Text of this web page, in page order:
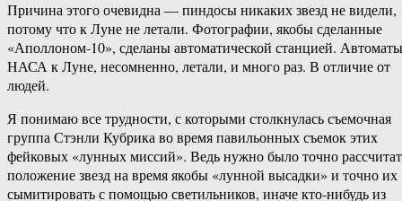
Причина этого очевидна — пиндосы никаких звезд не видели,
потому что к Луне не летали. Фотографии, якобы сделанные
«Аполлоном-10», сделаны автоматической станцией. Автоматы
НАСА к Луне, несомненно, летали, и много раз. В отличие от
людей.
Я понимаю все трудности, с которыми столкнулась съемочная
группа Стэнли Кубрика во время павильонных съемок этих
фейковых «лунных миссий». Ведь нужно было точно
положение звезд на время якобы «лунной высадки» и точно их
сымитировать с помощью светильников, иначе кто-нибудь из